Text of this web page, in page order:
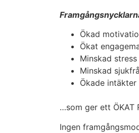
Ökad
Ökat
Minskad stress
Minskad
Ökade intäkter
…som ger ett ÖKAT
Ingen